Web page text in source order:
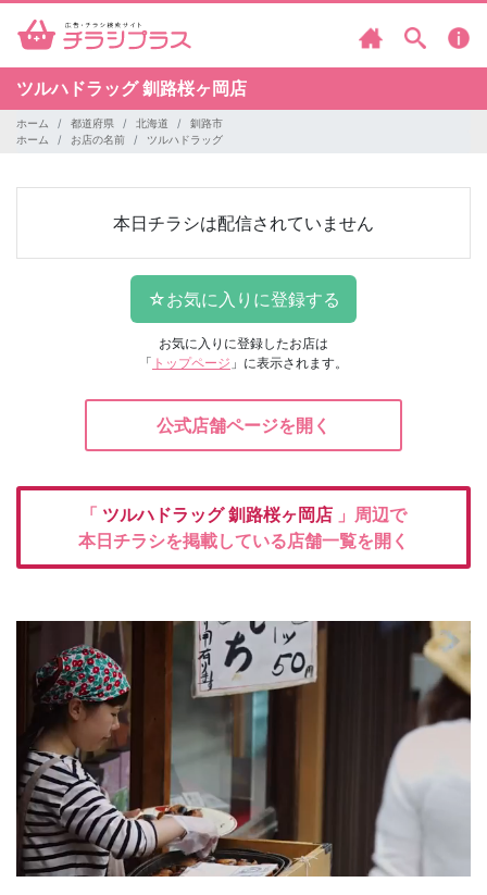
ツルハドラッグ釧路桜ヶ岡店
ホーム 都道府県 北海道
釧路市
ホーム
お店の名前 ツルハドラッグ
本日チラシは配信されていません
お気に入りに登録したお店は
「 トップページ 」に表示されます。
公式店舗ページを開く
「 ツルハドラッグ釧路桜ヶ岡店 」周辺で
本日チラシを掲載している店舗一覧を開く